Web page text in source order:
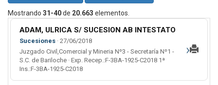
Mostrando 31-40de 20.663 elementos.
ADAM, ULRICA S/ SUCESION AB INTESTATO
Sucesiones · 27/06/2018
Juzgado Civil,Comercial y Mineria Nº3 - Secretaría Nº1 -
S.C. de Bariloche · Exp. Recep.:F-3BA-1925-C2018 1ª
Ins.:F-3BA-1925-C2018
›